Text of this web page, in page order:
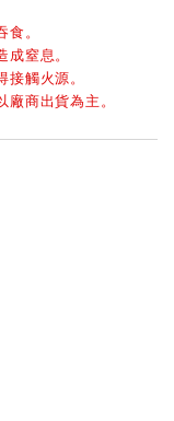
。
窒息。
觸火源。
商出貨為主。